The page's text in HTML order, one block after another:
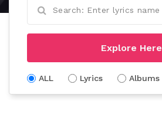
Explore Here
ALL Lyrics Albums